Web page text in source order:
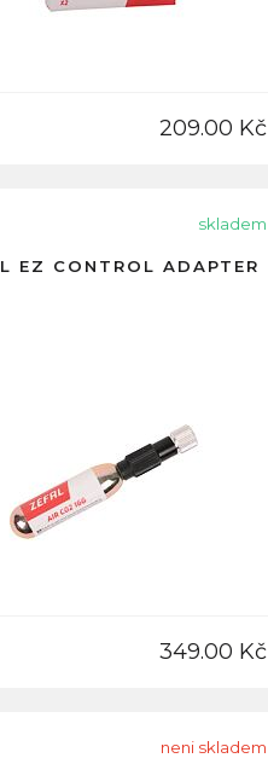
209.00 Kč
skladem
EZ CONTROL ADAPTER
349.00 Kč
neni skladem